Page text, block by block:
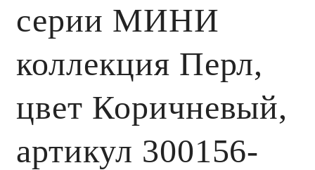
серии МИНИ
коллекция Перл,
цвет Коричневый,
артикул 300156-